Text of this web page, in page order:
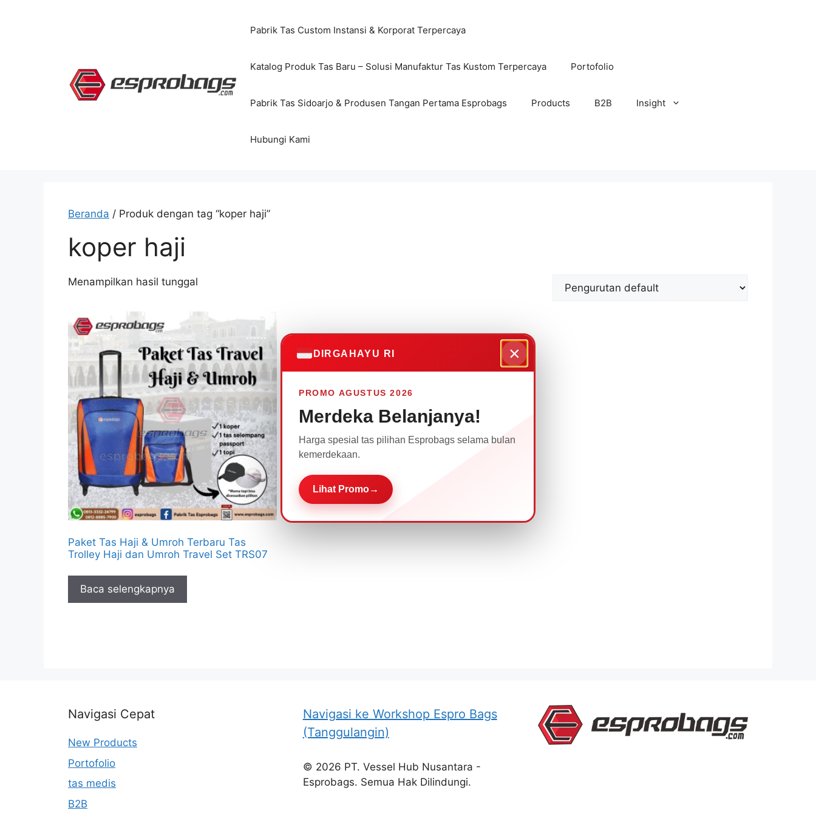
Pabrik Tas Custom Instansi & Korporat Terpercaya
Katalog Produk Tas Baru – Solusi Manufaktur Tas Kustom Terpercaya Portofolio
Pabrik Tas Sidoarjo & Produsen Tangan Pertama Esprobags Products B2B Insight
Hubungi Kami
Beranda / Produk dengan tag “koper haji”
koper haji
Menampilkan hasil tunggal
Paket Tas Haji & Umroh Terbaru Tas
Trolley Haji dan Umroh Travel Set TRS07
Baca selengkapnya
Navigasi Cepat
New Products
Portofolio
tas medis
B2B
Navigasi ke Workshop Espro Bags
(Tanggulangin)
© 2026 PT. Vessel Hub Nusantara -
Esprobags. Semua Hak Dilindungi.
DIRGAHAYU RI ×
PROMO AGUSTUS 2026
Merdeka Belanjanya!
Harga spesial tas pilihan Esprobags selama bulan
kemerdekaan.
Lihat Promo→